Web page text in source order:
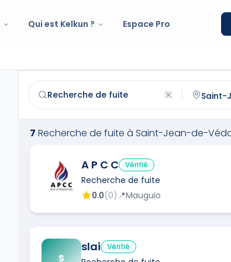
Qui est Kelkun ? Espace Pro
Trouvez et contactez un
recherche de fuite
7 Recherche de fuite à Saint-Jean-de-
A P C C Vérifié
Recherche de fuite
0.0(0) 📍Mauguio
S
slai Vérifié